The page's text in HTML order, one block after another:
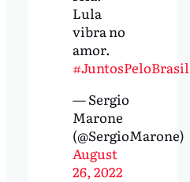
Lula
vibra no
amor.
#JuntosPeloBrasil
— Sergio
Marone
(@SergioMarone)
August
26, 2022